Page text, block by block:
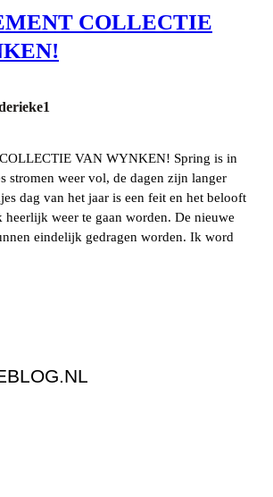
COLLECTIE
VAN WYNKEN! Spring is in
stromen weer vol, de dagen zijn langer
dag van het jaar is een feit en het belooft
heerlijk weer te gaan worden. De nieuwe
eindelijk gedragen worden. Ik word